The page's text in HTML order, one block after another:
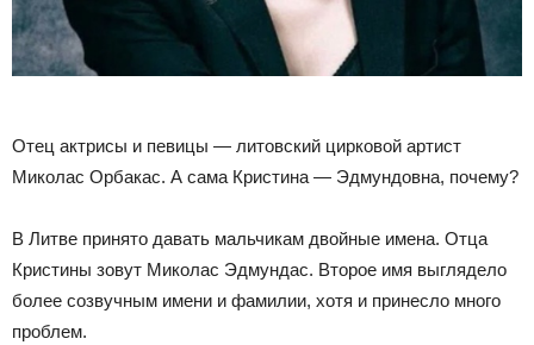
Отец актрисы и певицы — литовский цирковой артист
Миколас Орбакас. А сама Кристина — Эдмундовна, почему?
В Литве принято давать мальчикам двойные имена. Отца
Кристины зовут Миколас Эдмундас. Второе имя выглядело
более созвучным имени и фамилии, хотя и принесло много
проблем.